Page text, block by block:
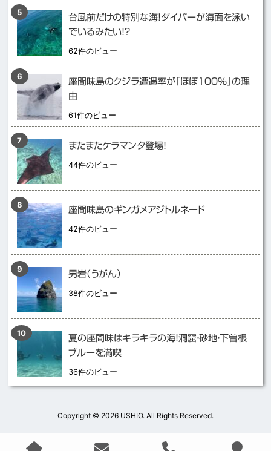
台風前だけの特別な海！ダイバーが海面を泳い
でいるみたい！？
62件のビュー
座間味島のクジラ遭遇率が「ほぼ１００％」の理
由
61件のビュー
またまたケラマンタ登場！
44件のビュー
座間味島のギンガメアジトルネード
42件のビュー
男岩（うがん）
38件のビュー
夏の座間味はキラキラの海！洞窟・砂地・下曽根
ブルーを満喫
36件のビュー
Copyright © 2026 USHIO. All Rights Reserved.